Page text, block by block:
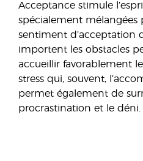
Acceptance stimule
spécialement mélangées
sentiment d’acceptation
importent les obstacles
accueillir favorablement
stress qui, souvent,
permet également de
procrastination et le déni.